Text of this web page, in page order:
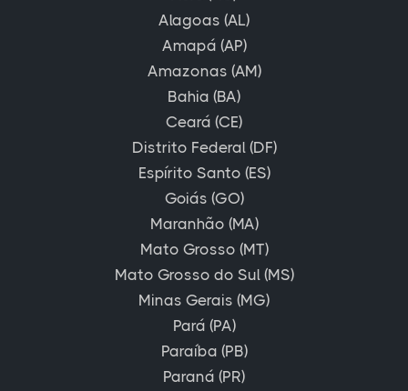
Alagoas (AL)
Amapá (AP)
Amazonas (AM)
Bahia (BA)
Ceará (CE)
Distrito Federal (DF)
Espírito Santo (ES)
Goiás (GO)
Maranhão (MA)
Mato Grosso (MT)
Mato Grosso do Sul (MS)
Minas Gerais (MG)
Pará (PA)
Paraíba (PB)
Paraná (PR)